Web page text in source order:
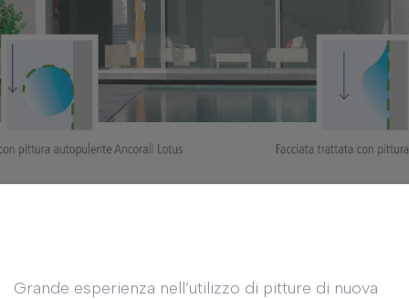
Grande esperienza nell’utilizzo di pitture di nuova